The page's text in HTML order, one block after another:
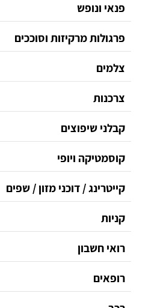
פנאי ונופש
פרגולות מרקיזות וסוככים
צלמים
צרכנות
קבלני שיפוצים
קוסמטיקה ויופי
קייטרינג / דוכני מזון / שפים
קניות
רואי חשבון
רופאים